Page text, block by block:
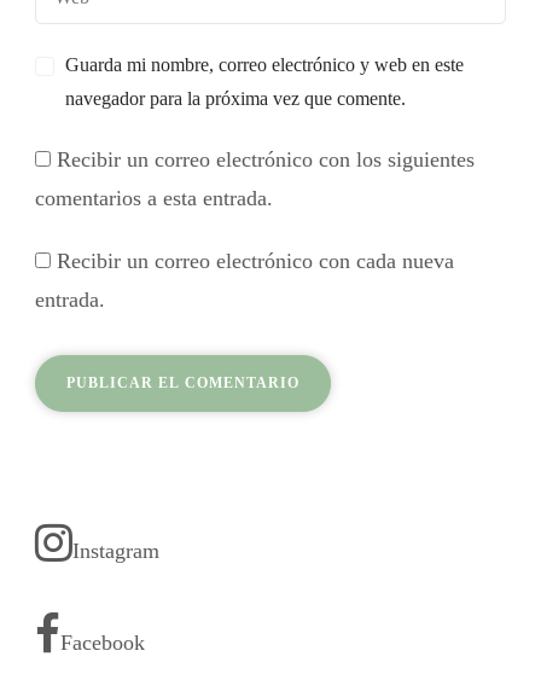
Guarda mi nombre, correo electrónico y web en este
navegador para la próxima vez que comente.
Recibir un correo electrónico con los siguientes
comentarios a esta entrada.
Recibir un correo electrónico con cada nueva
entrada.
Instagram
Facebook